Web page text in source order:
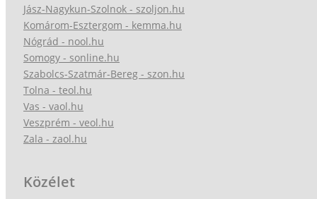
Jász-Nagykun-Szolnok - szoljon.hu
Komárom-Esztergom - kemma.hu
Nógrád - nool.hu
Somogy - sonline.hu
Szabolcs-Szatmár-Bereg - szon.hu
Tolna - teol.hu
Vas - vaol.hu
Veszprém - veol.hu
Zala - zaol.hu
Közélet